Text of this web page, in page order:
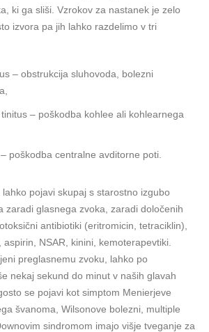
ki ga sliši. Vzrokov za nastanek je zelo
izvora pa jih lahko razdelimo v tri
– obstrukcija sluhovoda, bolezni
– poškodba kohlee ali kohlearnega
poškodba centralne avditorne poti.
pojavi skupaj s starostno izgubo
zaradi glasnega zvoka, zaradi določenih
antibiotiki (eritromicin, tetraciklin),
NSAR, kinini, kemoterapevtiki.
preglasnemu zvoku, lahko po
nekaj sekund do minut v naših glavah
se pojavi kot simptom Menierjeve
švanoma, Wilsonove bolezni, multiple
sindromom imajo višje tveganje za